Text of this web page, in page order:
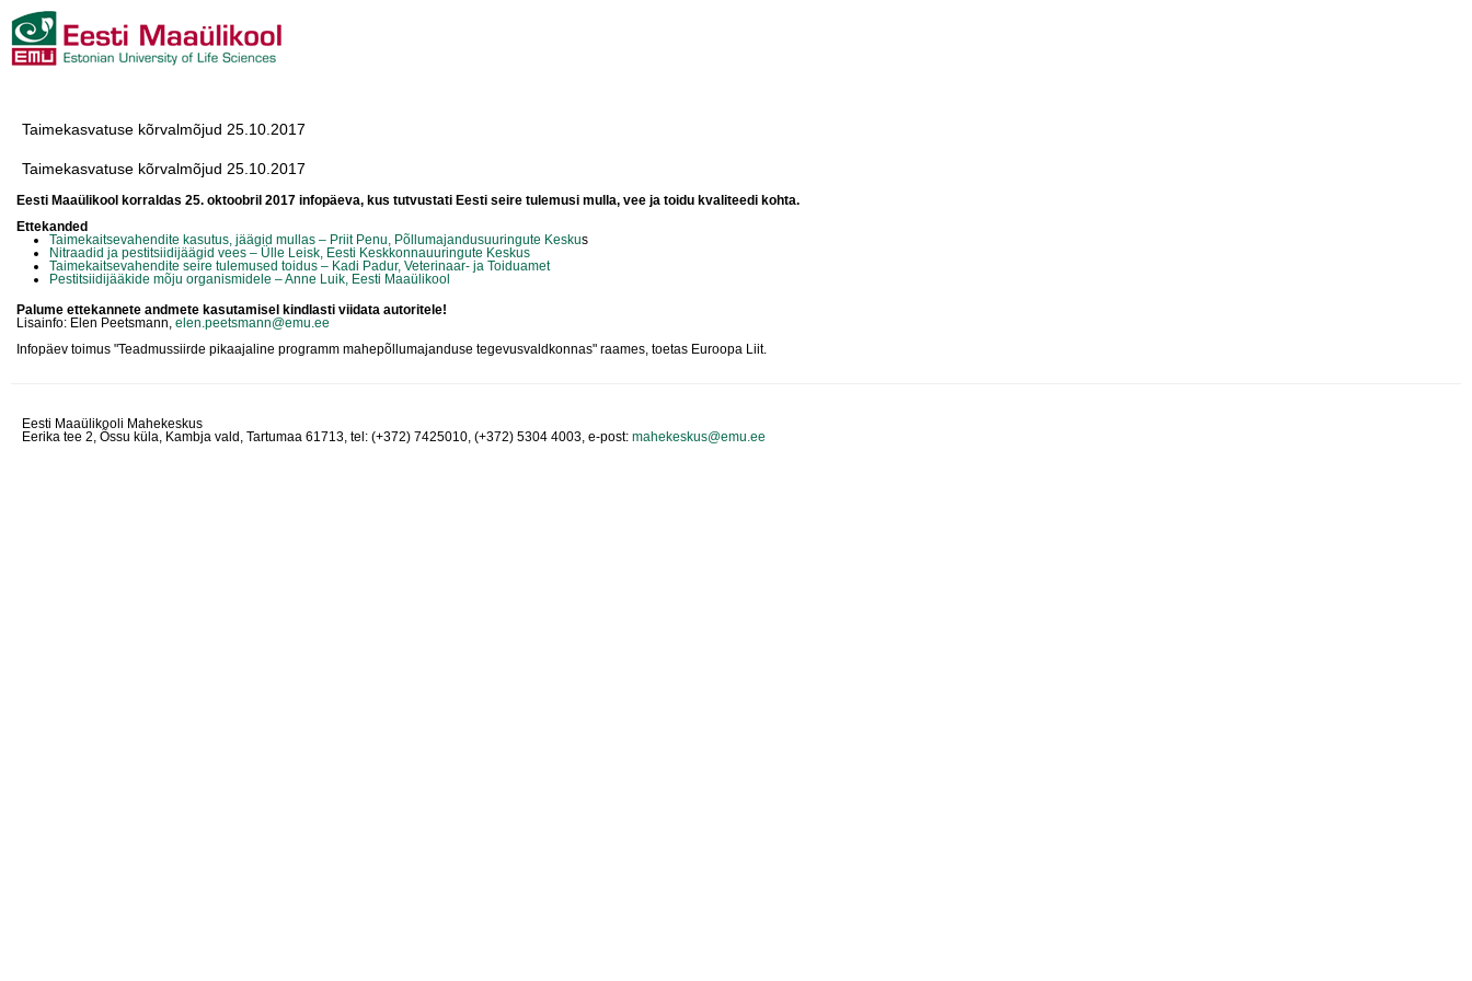
Taimekasvatuse kõrvalmõjud 25.10.2017
Taimekasvatuse kõrvalmõjud 25.10.2017
Eesti Maaülikool korraldas 25. oktoobril 2017 infopäeva, kus tutvustati Eesti seire tulemusi mulla, vee ja toidu kvaliteedi kohta.
Ettekanded
Taimekaitsevahendite kasutus, jäägid mullas – Priit Penu, Põllumajandusuuringute Keskus
Nitraadid ja pestitsiidijäägid vees – Ülle Leisk, Eesti Keskkonnauuringute Keskus
Taimekaitsevahendite seire tulemused toidus – Kadi Padur, Veterinaar- ja Toiduamet
Pestitsiidijääkide mõju organismidele – Anne Luik, Eesti Maaülikool
Palume ettekannete andmete kasutamisel kindlasti viidata autoritele!
Lisainfo: Elen Peetsmann, elen.peetsmann@emu.ee
Infopäev toimus "Teadmussiirde pikaajaline programm mahepõllumajanduse tegevusvaldkonnas" raames, toetas Euroopa Liit.
Eesti Maaülikooli Mahekeskus
Eerika tee 2, Õssu küla, Kambja vald, Tartumaa 61713, tel: (+372) 7425010, (+372) 5304 4003, e-post: mahekeskus@emu.ee